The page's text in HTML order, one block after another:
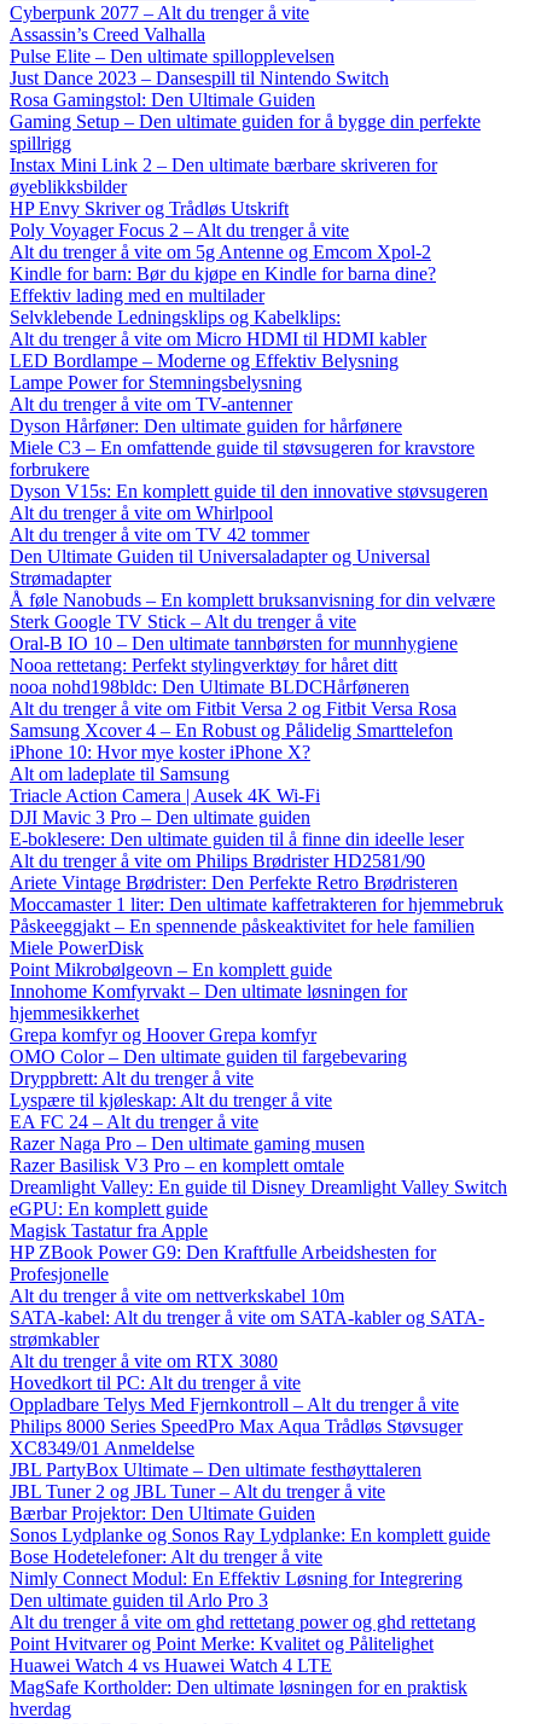
Cyberpunk 2077 – Alt du trenger å vite
Assassin’s Creed Valhalla
Pulse Elite – Den ultimate spillopplevelsen
Just Dance 2023 – Dansespill til Nintendo Switch
Rosa Gamingstol: Den Ultimale Guiden
Gaming Setup – Den ultimate guiden for å bygge din perfekte
spillrigg
Instax Mini Link 2 – Den ultimate bærbare skriveren for
øyeblikksbilder
HP Envy Skriver og Trådløs Utskrift
Poly Voyager Focus 2 – Alt du trenger å vite
Alt du trenger å vite om 5g Antenne og Emcom Xpol-2
Kindle for barn: Bør du kjøpe en Kindle for barna dine?
Effektiv lading med en multilader
Selvklebende Ledningsklips og Kabelklips:
Alt du trenger å vite om Micro HDMI til HDMI kabler
LED Bordlampe – Moderne og Effektiv Belysning
Lampe Power for Stemningsbelysning
Alt du trenger å vite om TV-antenner
Dyson Hårføner: Den ultimate guiden for hårfønere
Miele C3 – En omfattende guide til støvsugeren for kravstore
forbrukere
Dyson V15s: En komplett guide til den innovative støvsugeren
Alt du trenger å vite om Whirlpool
Alt du trenger å vite om TV 42 tommer
Den Ultimate Guiden til Universaladapter og Universal
Strømadapter
Å føle Nanobuds – En komplett bruksanvisning for din velvære
Sterk Google TV Stick – Alt du trenger å vite
Oral-B IO 10 – Den ultimate tannbørsten for munnhygiene
Nooa rettetang: Perfekt stylingverktøy for håret ditt
nooa nohd198bldc: Den Ultimate BLDCHårføneren
Alt du trenger å vite om Fitbit Versa 2 og Fitbit Versa Rosa
Samsung Xcover 4 – En Robust og Pålidelig Smarttelefon
iPhone 10: Hvor mye koster iPhone X?
Alt om ladeplate til Samsung
Triacle Action Camera | Ausek 4K Wi-Fi
DJI Mavic 3 Pro – Den ultimate guiden
E-boklesere: Den ultimate guiden til å finne din ideelle leser
Alt du trenger å vite om Philips Brødrister HD2581/90
Ariete Vintage Brødrister: Den Perfekte Retro Brødristeren
Moccamaster 1 liter: Den ultimate kaffetrakteren for hjemmebruk
Påskeeggjakt – En spennende påskeaktivitet for hele familien
Miele PowerDisk
Point Mikrobølgeovn – En komplett guide
Innohome Komfyrvakt – Den ultimate løsningen for
hjemmesikkerhet
Grepa komfyr og Hoover Grepa komfyr
OMO Color – Den ultimate guiden til fargebevaring
Dryppbrett: Alt du trenger å vite
Lyspære til kjøleskap: Alt du trenger å vite
EA FC 24 – Alt du trenger å vite
Razer Naga Pro – Den ultimate gaming musen
Razer Basilisk V3 Pro – en komplett omtale
Dreamlight Valley: En guide til Disney Dreamlight Valley Switch
eGPU: En komplett guide
Magisk Tastatur fra Apple
HP ZBook Power G9: Den Kraftfulle Arbeidshesten for
Profesjonelle
Alt du trenger å vite om nettverkskabel 10m
SATA-kabel: Alt du trenger å vite om SATA-kabler og SATA-
strømkabler
Alt du trenger å vite om RTX 3080
Hovedkort til PC: Alt du trenger å vite
Oppladbare Telys Med Fjernkontroll – Alt du trenger å vite
Philips 8000 Series SpeedPro Max Aqua Trådløs Støvsuger
XC8349/01 Anmeldelse
JBL PartyBox Ultimate – Den ultimate festhøyttaleren
JBL Tuner 2 og JBL Tuner – Alt du trenger å vite
Bærbar Projektor: Den Ultimate Guiden
Sonos Lydplanke og Sonos Ray Lydplanke: En komplett guide
Bose Hodetelefoner: Alt du trenger å vite
Nimly Connect Modul: En Effektiv Løsning for Integrering
Den ultimate guiden til Arlo Pro 3
Alt du trenger å vite om ghd rettetang power og ghd rettetang
Point Hvitvarer og Point Merke: Kvalitet og Pålitelighet
Huawei Watch 4 vs Huawei Watch 4 LTE
MagSafe Kortholder: Den ultimate løsningen for en praktisk
hverdag